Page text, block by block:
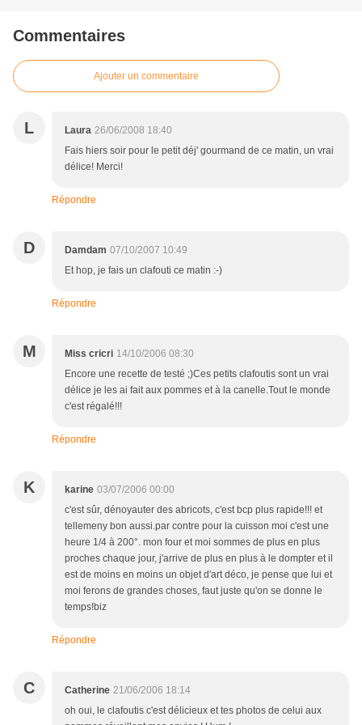
Commentaires
Ajouter un commentaire
L Laura 26/06/2008 18:40
Fais hiers soir pour le petit déj' gourmand de ce matin, un vrai
délice! Merci!
Répondre
D Damdam 07/10/2007 10:49
Et hop, je fais un clafouti ce matin :-)
Répondre
M Miss cricri 14/10/2006 08:30
Encore une recette de testé ;)Ces petits clafoutis sont un vrai
délice je les ai fait aux pommes et à la canelle.Tout le monde
c'est régalé!!!
Répondre
K karine 03/07/2006 00:00
c'est sûr, dénoyauter des abricots, c'est bcp plus rapide!!! et
tellemeny bon aussi.par contre pour la cuisson moi c'est une
heure 1/4 à 200°. mon four et moi sommes de plus en plus
proches chaque jour, j'arrive de plus en plus à le dompter et il
est de moins en moins un objet d'art déco, je pense que lui et
moi ferons de grandes choses, faut juste qu'on se donne le
temps!biz
Répondre
C Catherine 21/06/2006 18:14
oh oui, le clafoutis c'est délicieux et tes photos de celui aux